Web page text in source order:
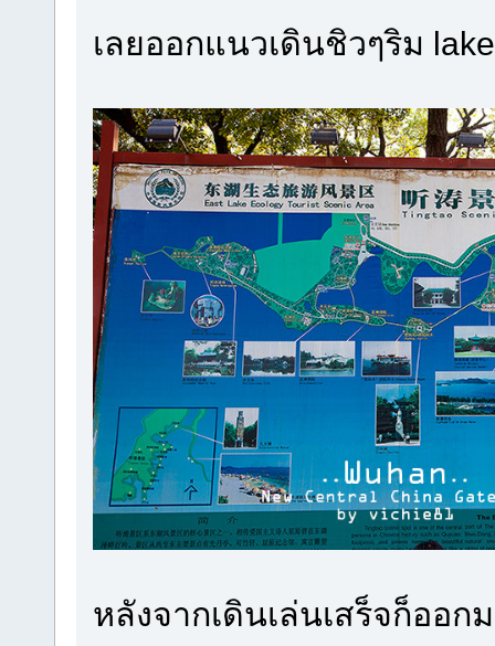
เลยออกแนวเดินชิวๆริม
หลังจากเดินเล่นเสร็จก็ออ